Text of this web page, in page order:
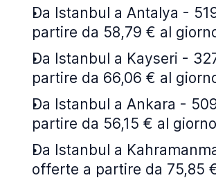
Da Istanbul a Antalya -
partire da 58,79 € al
Da Istanbul a Kayseri -
partire da 66,06 € al
Da Istanbul a Ankara -
partire da 56,15 € al giorno
Da Istanbul a
offerte a partire da 75,85